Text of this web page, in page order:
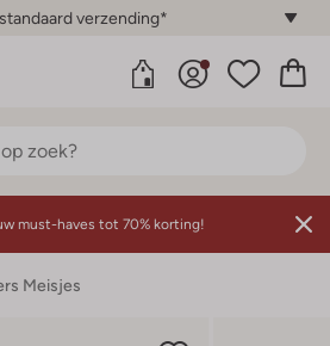
verzending*
must-haves tot 70% korting!
Meisjes